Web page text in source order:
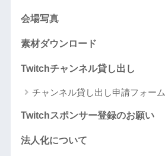
会場写真
素材ダウンロード
Twitchチャンネル貸し出し
チャンネル貸し出し申請フォーム
Twitchスポンサー登録のお願い
法人化について